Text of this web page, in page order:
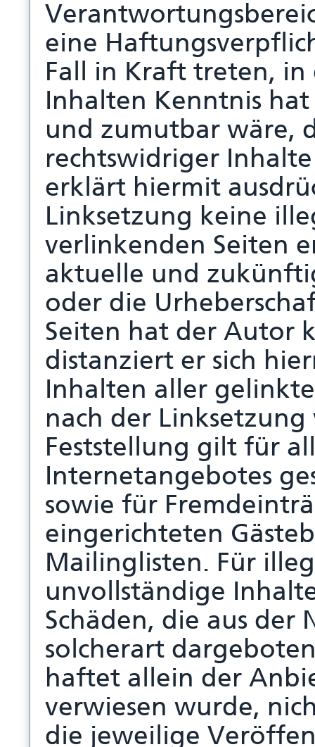
eine
Fall in Kraft treten,
Inhalten Kenntnis
und zumutbar wäre,
rechtswidriger
erklärt hiermit
Linksetzung keine
verlinkenden Seiten
aktuelle und
oder die
Seiten hat der Autor
distanziert er sich
Inhalten aller
nach der
Feststellung gilt für
Internetangebotes
sowie für
eingerichteten
Mailinglisten. Für
unvollständige
Schäden, die aus
solcherart
haftet allein der
verwiesen wurde,
die jeweilige